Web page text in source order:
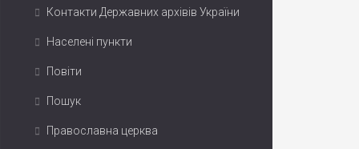
Контакти Державних архівів України
Населені пункти
Повіти
Пошук
Православна церква